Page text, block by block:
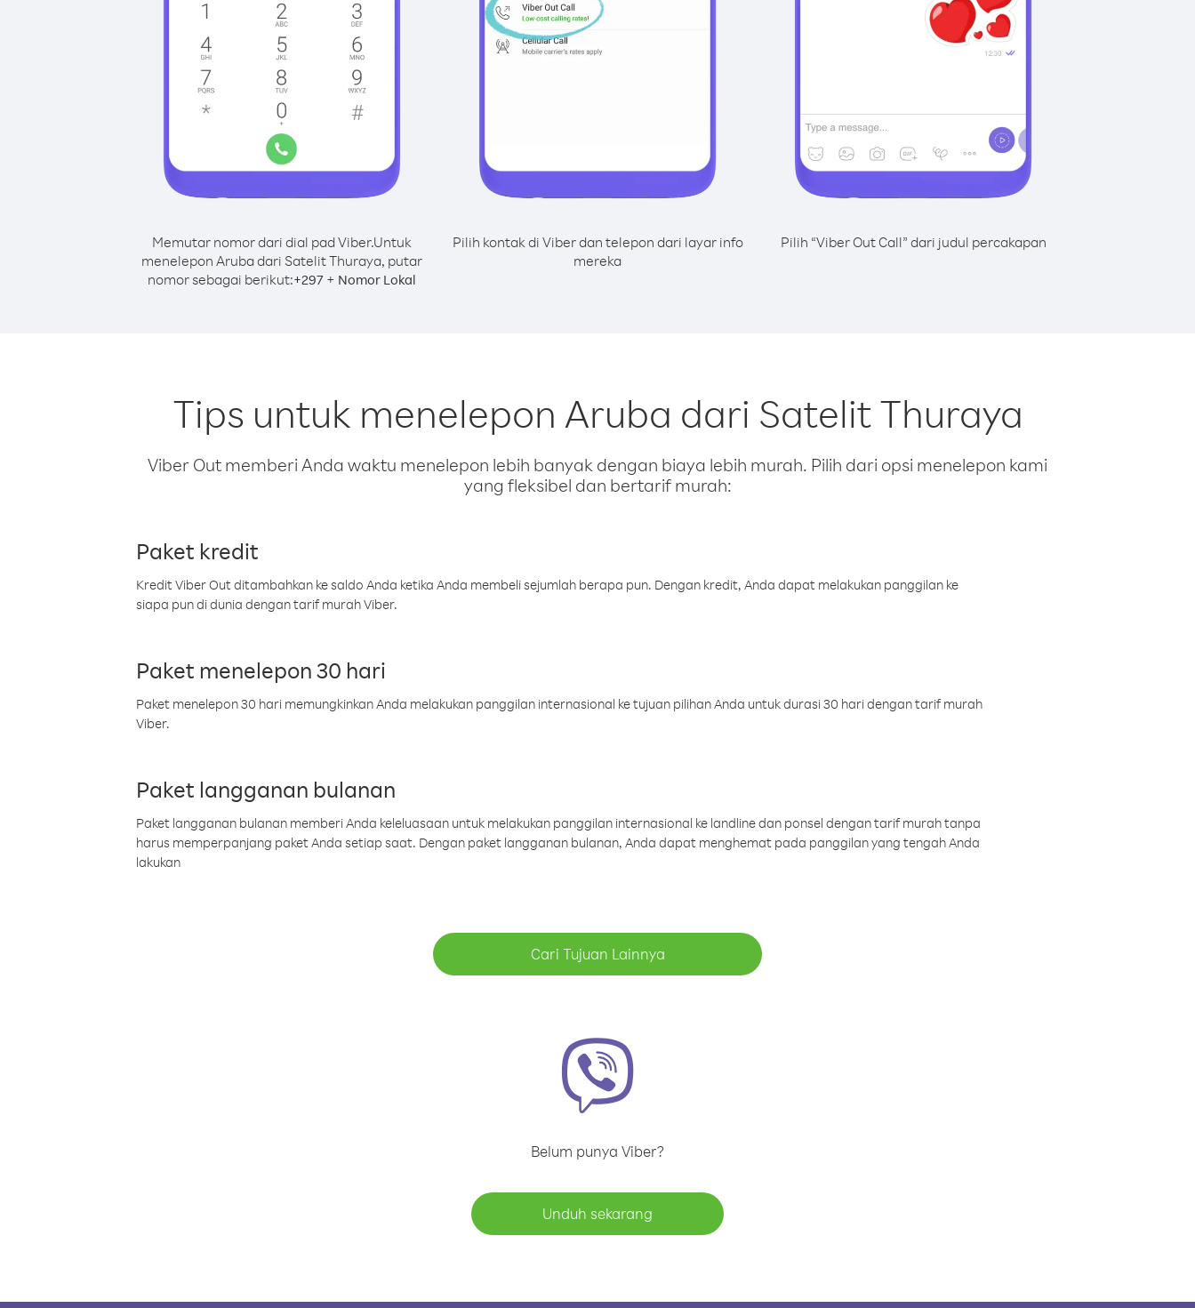
Memutar nomor dari dial pad Viber.Untuk
menelepon Aruba dari Satelit Thuraya, putar
nomor sebagai berikut:+297 + Nomor Lokal
Pilih kontak di Viber dan telepon dari layar info
mereka
Pilih “Viber Out Call” dari judul percakapan
Tips untuk menelepon Aruba dari Satelit Thuraya
Viber Out memberi Anda waktu menelepon lebih banyak dengan biaya lebih murah. Pilih dari opsi menelepon kami
yang fleksibel dan bertarif murah:
Paket kredit
Kredit Viber Out ditambahkan ke saldo Anda ketika Anda membeli sejumlah berapa pun. Dengan kredit, Anda dapat melakukan panggilan ke
siapa pun di dunia dengan tarif murah Viber.
Paket menelepon 30 hari
Paket menelepon 30 hari memungkinkan Anda melakukan panggilan internasional ke tujuan pilihan Anda untuk durasi 30 hari dengan tarif murah
Viber.
Paket langganan bulanan
Paket langganan bulanan memberi Anda keleluasaan untuk melakukan panggilan internasional ke landline dan ponsel dengan tarif murah tanpa
harus memperpanjang paket Anda setiap saat. Dengan paket langganan bulanan, Anda dapat menghemat pada panggilan yang tengah Anda
lakukan
Cari Tujuan Lainnya
Belum punya Viber?
Unduh sekarang